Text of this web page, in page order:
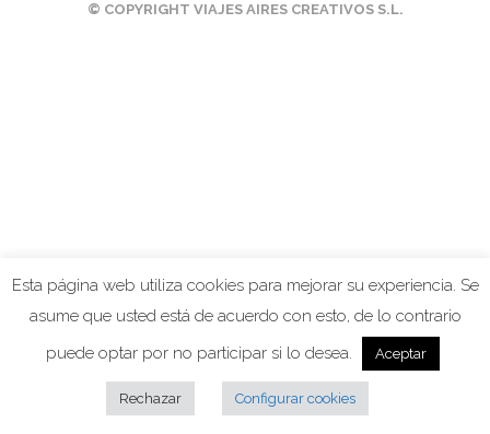
© COPYRIGHT VIAJES AIRES CREATIVOS S.L.
Esta página web utiliza cookies para mejorar su experiencia. Se
asume que usted está de acuerdo con esto, de lo contrario
puede optar por no participar si lo desea.
Aceptar
Rechazar Configurar cookies